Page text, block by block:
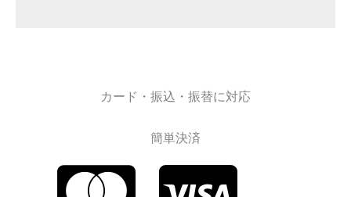
カード・振込・振替に対応
簡単決済